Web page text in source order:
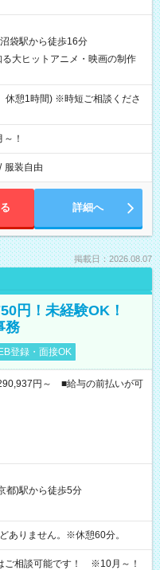
沼袋駅から徒歩16分
大ヒットアニメ・映画の制作
憩1時間) ※時短ご相談くださ
！
/ 服装自由
詳細へ
掲載日：2026.08.07
円！未経験OK！
務
登録・面接OK
円～ ■給与の前払いが可
都)駅から徒歩5分
りません。※休憩60分。
相談可能です！ ※10月～！